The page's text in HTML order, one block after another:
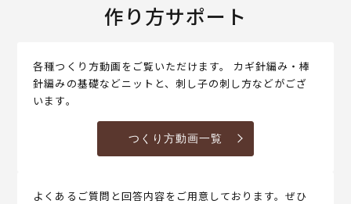
作り方サポート
各種つくり方動画をご覧いただけます。 カギ針編み・棒
針編みの基礎などニットと、刺し子の刺し方などがござ
います。
つくり方動画一覧
よくあるご質問と回答内容をご用意しております。ぜひ